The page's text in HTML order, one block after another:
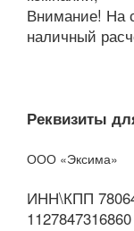
Внимание! На
наличный
Реквизиты
ООО «Эксима»
ИНН\КПП
1127847316860